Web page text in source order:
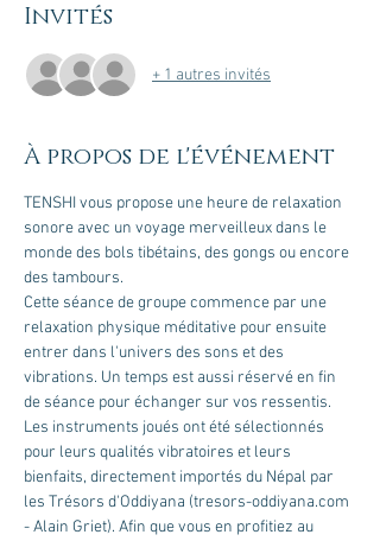
Invités
+ 1 autres invités
À propos de l'événement
TENSHI vous propose une heure de relaxation
sonore avec un voyage merveilleux dans le
monde des bols tibétains, des gongs ou encore
des tambours.
Cette séance de groupe commence par une
relaxation physique méditative pour ensuite
entrer dans l'univers des sons et des
vibrations. Un temps est aussi réservé en fin
de séance pour échanger sur vos ressentis.
Les instruments joués ont été sélectionnés
pour leurs qualités vibratoires et leurs
bienfaits, directement importés du Népal par
les Trésors d'Oddiyana (tresors-oddiyana.com
- Alain Griet). Afin que vous en profitiez au